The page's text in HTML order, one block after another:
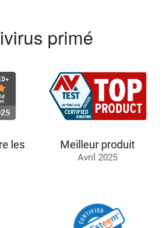
primé
les
Meilleur produit
Avril 2025